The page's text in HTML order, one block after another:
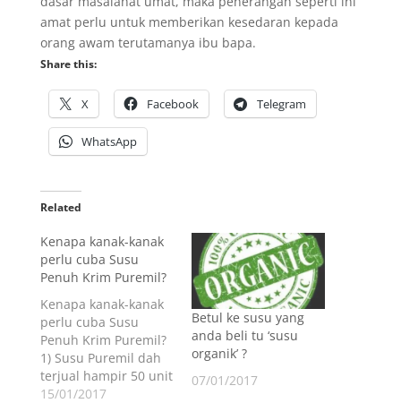
amat perlu untuk memberikan kesedaran kepada
orang awam terutamanya ibu bapa.
Share this:
X Facebook Telegram
WhatsApp
Related
Kenapa kanak-kanak
perlu cuba Susu
Penuh Krim Puremil?
Kenapa kanak-kanak
perlu cuba Susu
Penuh Krim Puremil?
1) Susu Puremil dah
terjual hampir 50 unit
dalam masa
15/01/2017
Betul ke susu yang
anda beli tu ‘susu
organik’ ?
07/01/2017